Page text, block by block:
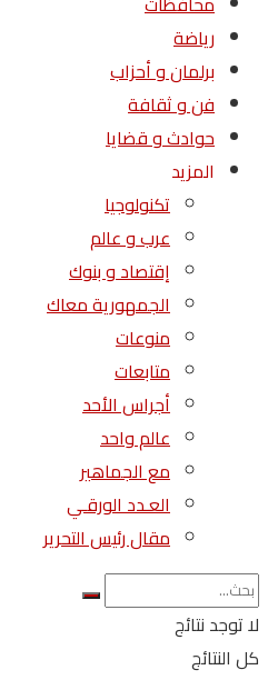
رياضة
برلمان و أحزاب
فن و ثقافة
حوادث و قضايا
المزيد
تكنولوجيا
عرب و عالم
إقتصاد و بنوك
الجمهورية معاك
منوعات
متابعات
أجراس الأحد
عالم واحد
مع الجماهير
العـدد الورقـي
مقال رئيس التحرير
لا توجد نتائج
كل النتائج